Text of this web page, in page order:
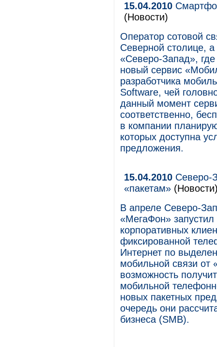
15.04.2010
(Новости)
Оператор сотовой
Северной столице,
«Северо-Запад»,
новый сервис
разработчика
Software, чей
данный момент
соответственно,
в компании
которых доступна
предложения.
15.04.2010 Северо-
«пакетам»
В апреле Северо-
«МегаФон»
корпоративных
фиксированной
Интернет по
мобильной связи от
возможность
мобильной
новых пакетных
очередь они
бизнеса (SMB).